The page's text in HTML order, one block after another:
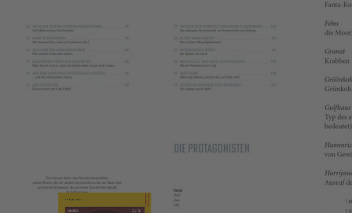
Kulturschock rechnet sie nicht, schließlich liegt Ostfriesland ja in
Deutschland. Doch dann hüpft sie von einem Fettnäpfchen ins
nächste: Weshalb starrt sie der Jogger nach ihrem beherzten »Guten
Moin« so grimmig an? Wieso rühren Ostfriesen diesen verflixten
Tee nicht um? Zum Glück schließt Sonja bald Freundschaft mit